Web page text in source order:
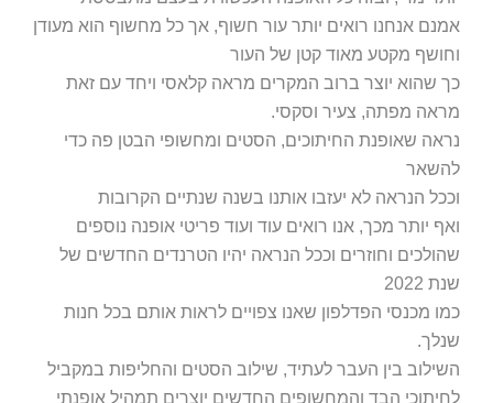
אמנם אנחנו רואים יותר עור חשוף, אך כל מחשוף הוא מעודן
וחושף מקטע מאוד קטן של העור
כך שהוא יוצר ברוב המקרים מראה קלאסי ויחד עם זאת
מראה מפתה, צעיר וסקסי.
נראה שאופנת החיתוכים, הסטים ומחשופי הבטן פה כדי
להשאר
וככל הנראה לא יעזבו אותנו בשנה שנתיים הקרובות
ואף יותר מכך, אנו רואים עוד ועוד פריטי אופנה נוספים
שהולכים וחוזרים וככל הנראה יהיו הטרנדים החדשים של
שנת 2022
כמו מכנסי הפדלפון שאנו צפויים לראות אותם בכל חנות
שנלך.
השילוב בין העבר לעתיד, שילוב הסטים והחליפות במקביל
לחיתוכי הבד והמחשופים החדשים יוצרים תמהיל אופנתי